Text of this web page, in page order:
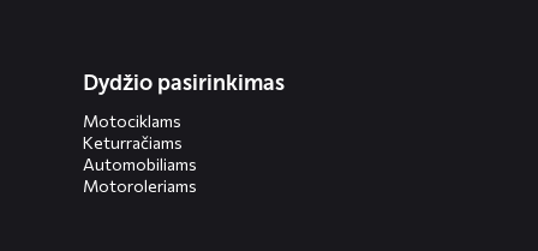
Dydžio pasirinkimas
Motociklams
Keturračiams
Automobiliams
Motoroleriams